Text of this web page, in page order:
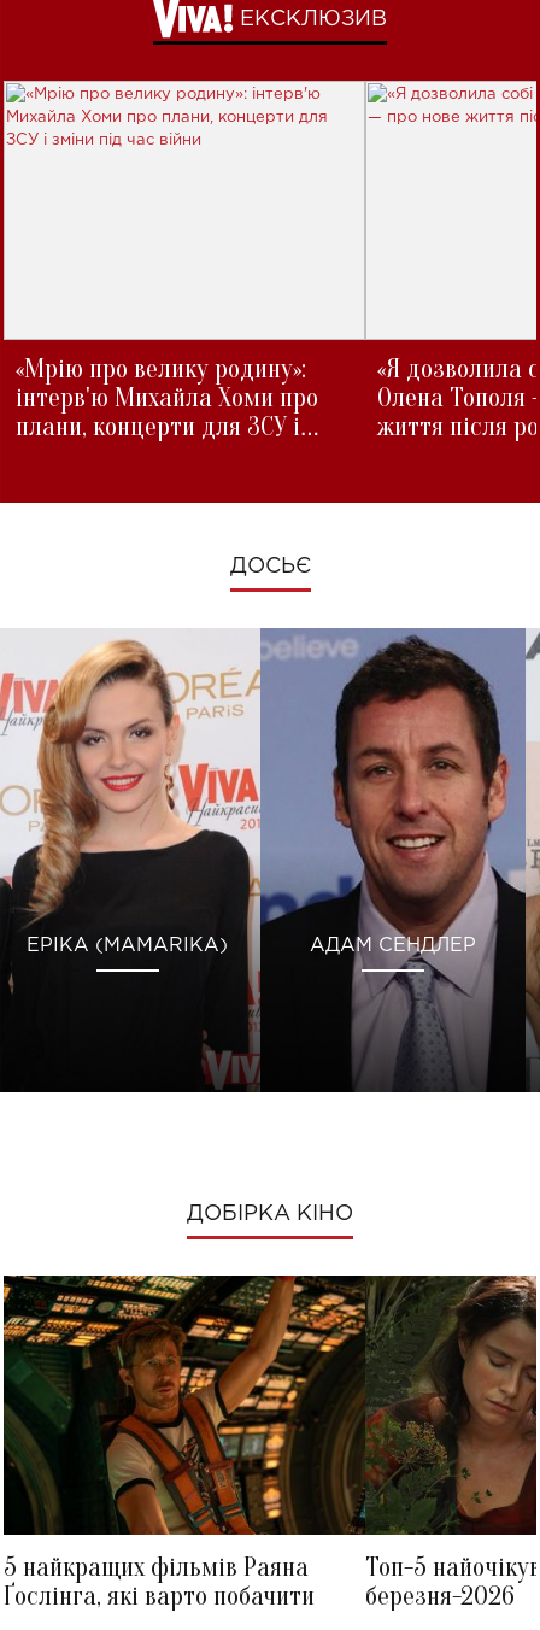
ЕКСКЛЮЗИВ
«Мрію про велику родину»:
інтерв'ю Михайла Хоми про
плани, концерти для ЗСУ і
«Я дозволила
Олена Тополя
життя після
ДОСЬЄ
ЕРІКА (MAMARIKA) АДАМ СЕНДЛЕР
ДОБІРКА КІНО
5 найкращих фільмів Раяна
Ґослінга, які варто побачити
Топ-5
березня-2026